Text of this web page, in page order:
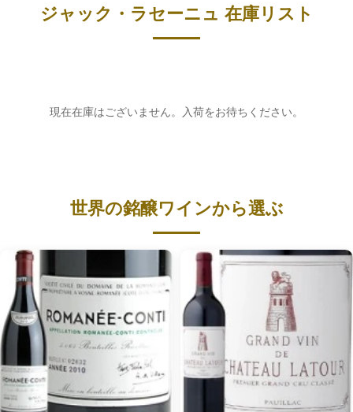
ジャック・ラセーニュ 在庫リスト
現在在庫はございません。入荷をお待ちください。
世界の銘醸ワインから選ぶ